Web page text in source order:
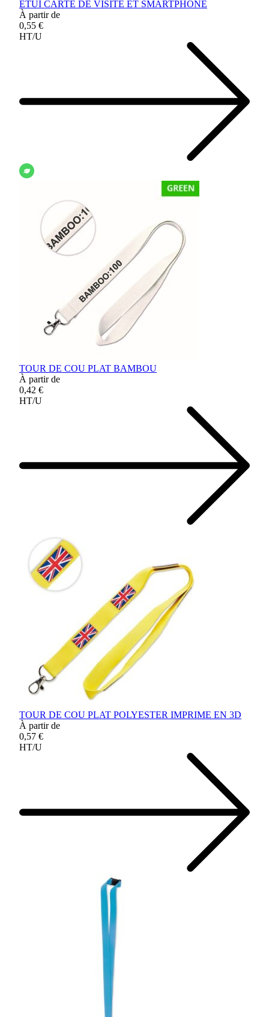
ETUI CARTE DE VISITE ET SMARTPHONE
À partir de
0,55 €
HT/U
TOUR DE COU PLAT BAMBOU
À partir de
0,42 €
HT/U
TOUR DE COU PLAT POLYESTER IMPRIME EN 3D
À partir de
0,57 €
HT/U